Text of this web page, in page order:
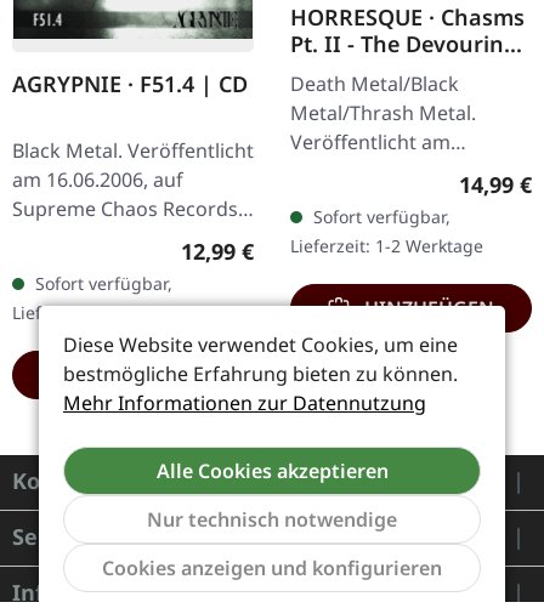
AGRYPNIE · F51.4 | CD
Black Metal. Veröffentlicht
am 16.06.2006, auf
Supreme Chaos Records.
CD im Jewelcase mit 12-
seitigem Booklet. Als
Agrypnie 2006 „F51.4"…
Regulärer Preis:
12,99 €
Sofort verfügbar,
Lieferzeit: 1-2 Werktage
HINZUFÜGEN
HORRESQUE · Chasms
Pt. II - The Devouring
Exorbitance | DIGIPAK
CD
Death Metal/Black
Metal/Thrash Metal.
Veröffentlicht am
22.03.2024, auf Supreme
Chaos Records. Limitierte
CD im DigiPak mit 16-
seitigem Booklet.…
14,99 €
Sofort verfügbar,
Lieferzeit: 1-2 Werktage
HINZUFÜGEN
Kontakt
Service
Informationen
Diese Website verwendet Cookies, um eine
bestmögliche Erfahrung bieten zu können.
Mehr Informationen zur Datennutzung
Alle Cookies akzeptieren
Nur technisch notwendige
Cookies anzeigen und konfigurieren